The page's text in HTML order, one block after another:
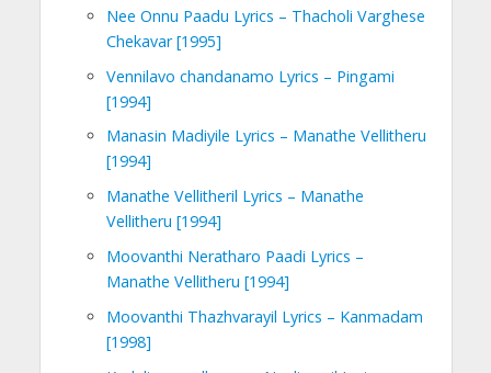
Nee Onnu Paadu Lyrics – Thacholi Varghese
Chekavar [1995]
Vennilavo chandanamo Lyrics – Pingami
[1994]
Manasin Madiyile Lyrics – Manathe Vellitheru
[1994]
Manathe Vellitheril Lyrics – Manathe
Vellitheru [1994]
Moovanthi Neratharo Paadi Lyrics –
Manathe Vellitheru [1994]
Moovanthi Thazhvarayil Lyrics – Kanmadam
[1998]